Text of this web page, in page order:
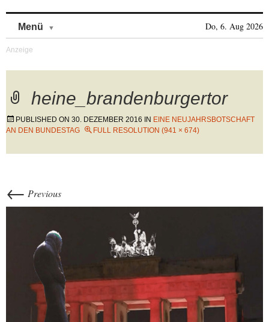
Menü Do, 6. Aug 2026
heine_brandenburgertor
PUBLISHED ON 30. DEZEMBER 2016 IN EINE NEUJAHRSBOTSCHAFT
AN DEN BUNDESTAG
FULL RESOLUTION (941 × 674)
← Previous